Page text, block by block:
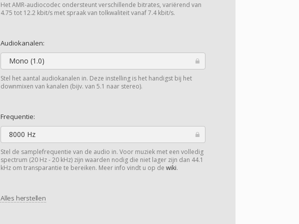
Het AMR-audiocodec ondersteunt verschillende bitrates, variërend van
4.75 tot 12.2 kbit/s met spraak van tolkwaliteit vanaf 7.4 kbit/s.
Audiokanalen:
Mono (1.0)
Stel het aantal audiokanalen in. Deze instelling is het handigst bij het
downmixen van kanalen (bijv. van 5.1 naar stereo).
Frequentie:
8000 Hz
Stel de samplefrequentie van de audio in. Voor muziek met een volledig
spectrum (20 Hz - 20 kHz) zijn waarden nodig die niet lager zijn dan 44.1
kHz om transparantie te bereiken. Meer info vindt u op de wiki.
Alles herstellen